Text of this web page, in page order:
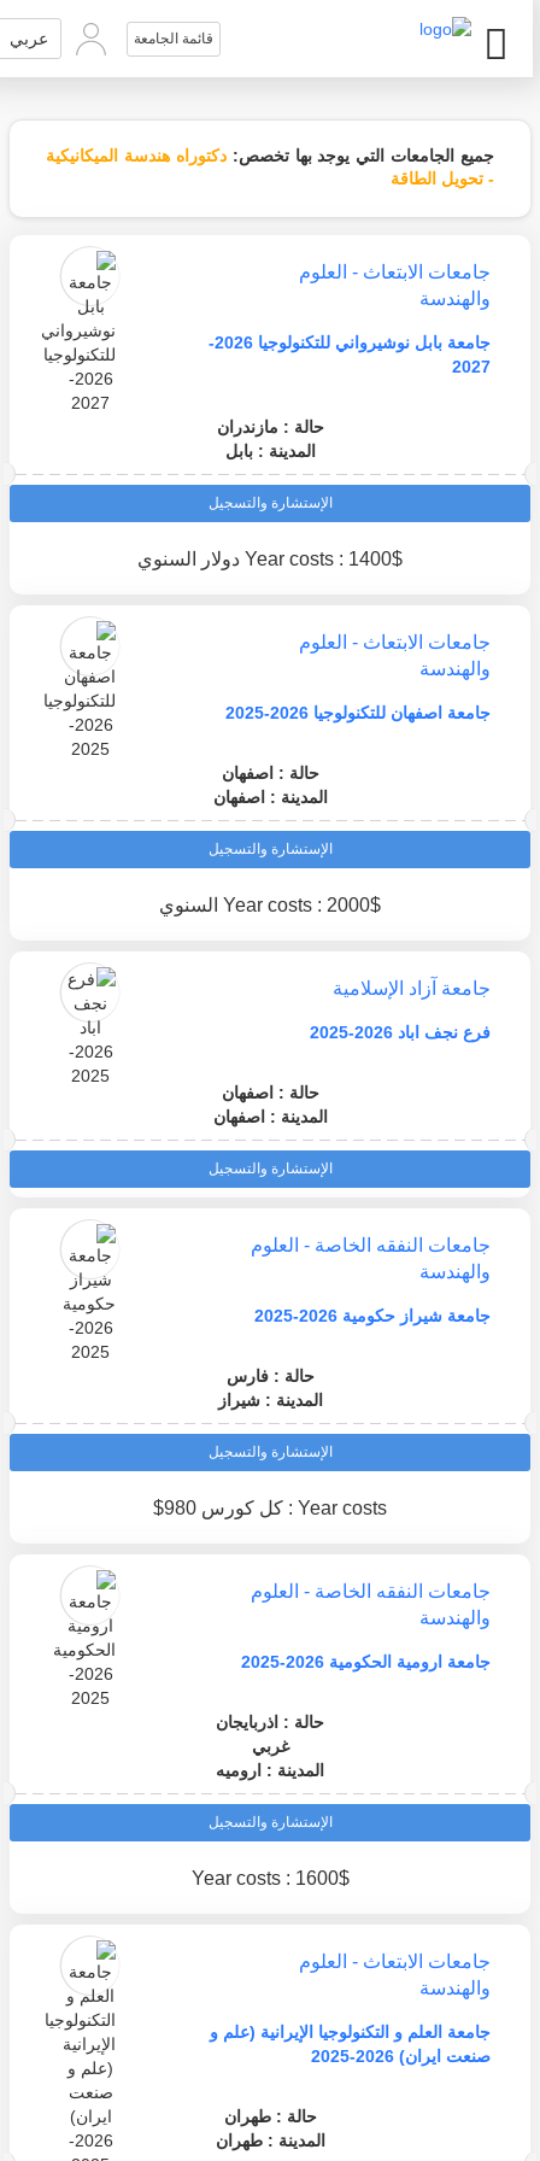
قائمة الجامعة عربي
جميع الجامعات التي يوجد بها تخصص: دكتوراه هندسة الميكانيكية
- تحويل الطاقة
جامعات الابتعاث - العلوم
والهندسة
جامعة بابل نوشيرواني للتكنولوجيا 2026-
2027
حالة : مازندران
المدينة : بابل
الإستشارة والتسجيل
Year costs : 1400$ دولار السنوي
جامعات الابتعاث - العلوم
والهندسة
جامعة اصفهان للتكنولوجيا 2026-2025
حالة : اصفهان
المدينة : اصفهان
الإستشارة والتسجيل
Year costs : 2000$ السنوي
جامعة آزاد الإسلامية
فرع نجف اباد 2026-2025
حالة : اصفهان
المدينة : اصفهان
الإستشارة والتسجيل
جامعات النفقه الخاصة - العلوم
والهندسة
جامعة شيراز حكومية 2026-2025
حالة : فارس
المدينة : شيراز
الإستشارة والتسجيل
Year costs : كل كورس 980$
جامعات النفقه الخاصة - العلوم
والهندسة
جامعة ارومية الحكومية 2026-2025
حالة : اذربايجان
غربي
المدينة : اروميه
الإستشارة والتسجيل
Year costs : 1600$
جامعات الابتعاث - العلوم
والهندسة
جامعة العلم و التكنولوجيا الإيرانية (علم و
صنعت ايران) 2026-2025
حالة : طهران
المدينة : طهران